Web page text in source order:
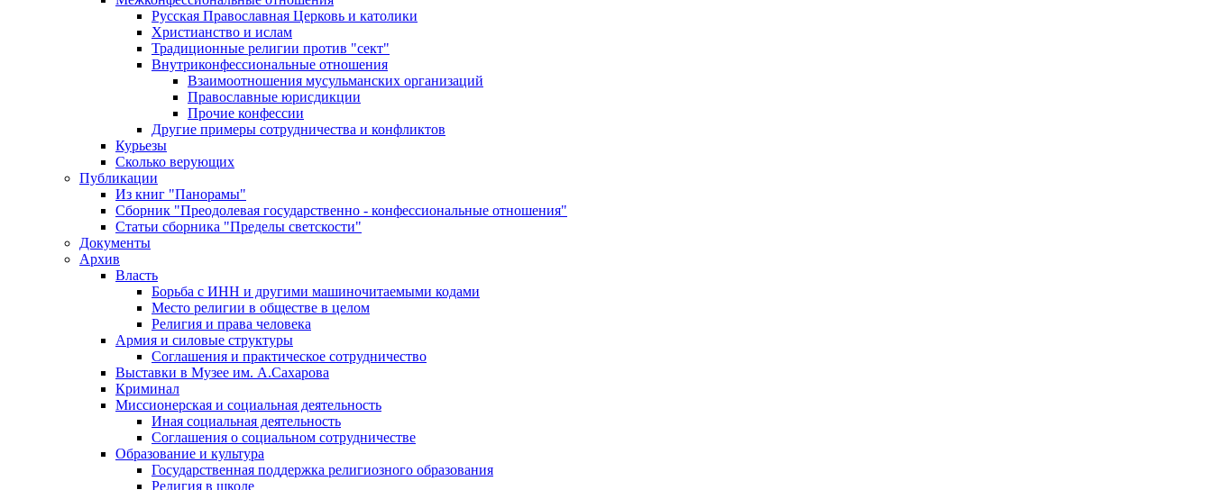
Русская Православная Церковь и католики
Христианство и ислам
Традиционные религии против "сект"
Внутриконфессиональные отношения
Взаимоотношения мусульманских организаций
Православные юрисдикции
Прочие конфессии
Другие примеры сотрудничества и конфликтов
Курьезы
Сколько верующих
Публикации
Из книг "Панорамы"
Сборник "Преодолевая государственно - конфессиональные отношения"
Статьи сборника "Пределы светскости"
Документы
Архив
Власть
Борьба с ИНН и другими машиночитаемыми кодами
Место религии в обществе в целом
Религия и права человека
Армия и силовые структуры
Соглашения и практическое сотрудничество
Выставки в Музее им. А.Сахарова
Криминал
Миссионерская и социальная деятельность
Иная социальная деятельность
Соглашения о социальном сотрудничестве
Образование и культура
Государственная поддержка религиозного образования
Религия в школе